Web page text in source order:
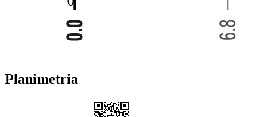
Planimetria